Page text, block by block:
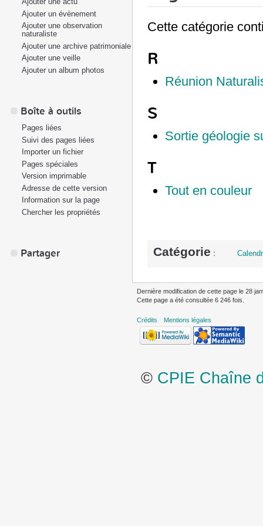
Cette catégorie
R
Réunion
S
Sortie géologie
T
Tout en couleur
Catégorie :
Ajouter un évènement
Ajouter une observation
naturaliste
Ajouter une archive patrimoniale
Ajouter une veille
Ajouter un album photos
Boîte à outils
Pages liées
Suivi des pages liées
Importer un fichier
Pages spéciales
Version imprimable
Adresse de cette version
Information sur la page
Chercher les propriétés
Partager
Dernière modification de cette page le 28
Cette page a été consultée 6 246 fois.
Crédits Mentions légales
© CPIE Chaîne